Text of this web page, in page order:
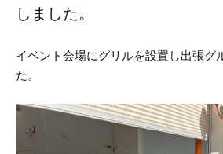
しました。
イベント会場にグリルを設置し出張グ
た。